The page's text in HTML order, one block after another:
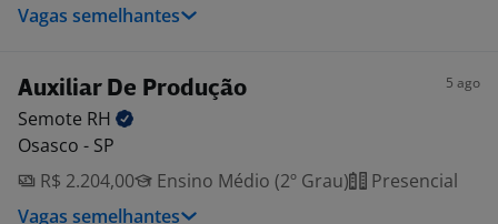
Vagas semelhantes
Auxiliar De Produção 5 ago
Semote RH
Osasco - SP
R$ 2.204,00
Ensino Médio (2º Grau)
Presencial
Vagas semelhantes